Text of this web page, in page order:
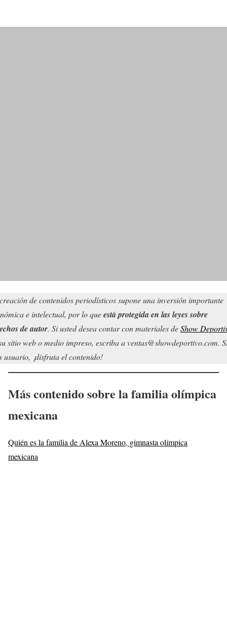
de contenidos periodísticos supone una inversión importante
e intelectual, por lo queestá protegida en las leyes sobre
de autor. Si usted desea contar con materiales deShow
sitio web o medio impreso, escriba a ventas@showdeportivo.com.
usuario, ¡disfruta el contenido!
Más contenido sobre la familia olímpica
mexicana
Quién es la familia de Alexa Moreno, gimnasta olímpica
mexicana